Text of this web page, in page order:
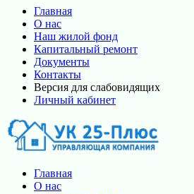
Главная
О нас
Наш жилой фонд
Капитальный ремонт
Документы
Контакты
Версия для слабовидящих
Личный кабинет
Главная
О нас